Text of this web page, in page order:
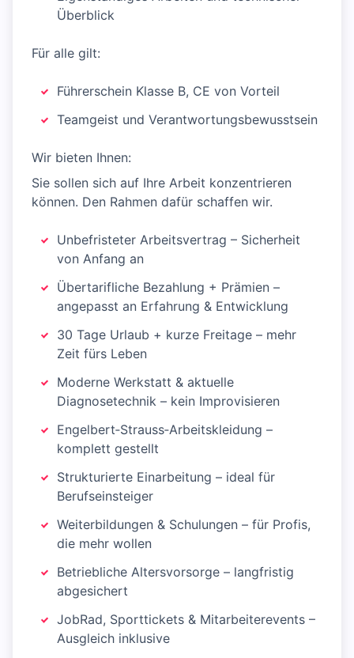
Überblick
Für alle gilt:
Führerschein Klasse B, CE von Vorteil
Teamgeist und Verantwortungsbewusstsein
Wir bieten Ihnen:
Sie sollen sich auf Ihre Arbeit konzentrieren
können. Den Rahmen dafür schaffen wir.
Unbefristeter Arbeitsvertrag – Sicherheit
von Anfang an
Übertarifliche Bezahlung + Prämien –
angepasst an Erfahrung & Entwicklung
30 Tage Urlaub + kurze Freitage – mehr
Zeit fürs Leben
Moderne Werkstatt & aktuelle
Diagnosetechnik – kein Improvisieren
Engelbert‑Strauss‑Arbeitskleidung –
komplett gestellt
Strukturierte Einarbeitung – ideal für
Berufseinsteiger
Weiterbildungen & Schulungen – für Profis,
die mehr wollen
Betriebliche Altersvorsorge – langfristig
abgesichert
JobRad, Sporttickets & Mitarbeiterevents –
Ausgleich inklusive